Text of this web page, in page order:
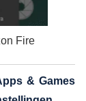
Fire
& Games